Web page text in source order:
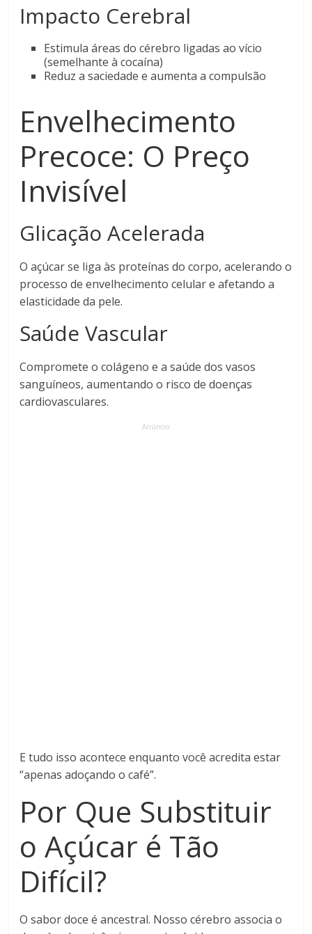
Impacto Cerebral
Estimula áreas do cérebro ligadas ao vício
(semelhante à cocaína)
Reduz a saciedade e aumenta a compulsão
Envelhecimento
Precoce: O Preço
Invisível
Glicação Acelerada
O açúcar se liga às proteínas do corpo, acelerando o
processo de envelhecimento celular e afetando a
elasticidade da pele.
Saúde Vascular
Compromete o colágeno e a saúde dos vasos
sanguíneos, aumentando o risco de doenças
cardiovasculares.
Anúncio
E tudo isso acontece enquanto você acredita estar
“apenas adoçando o café”.
Por Que Substituir
o Açúcar é Tão
Difícil?
O sabor doce é ancestral. Nosso cérebro associa o